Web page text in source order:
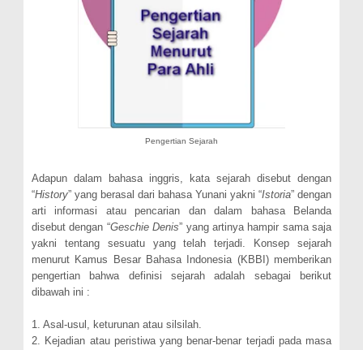
Pengertian Sejarah
Adapun dalam bahasa inggris, kata sejarah disebut dengan
“History” yang berasal dari bahasa Yunani yakni “Istoria” dengan
arti informasi atau pencarian dan dalam bahasa Belanda
disebut dengan “Geschie Denis” yang artinya hampir sama saja
yakni tentang sesuatu yang telah terjadi. Konsep sejarah
menurut Kamus Besar Bahasa Indonesia (KBBI) memberikan
pengertian bahwa definisi sejarah adalah sebagai berikut
dibawah ini :
1. Asal-usul, keturunan atau silsilah.
2. Kejadian atau peristiwa yang benar-benar terjadi pada masa